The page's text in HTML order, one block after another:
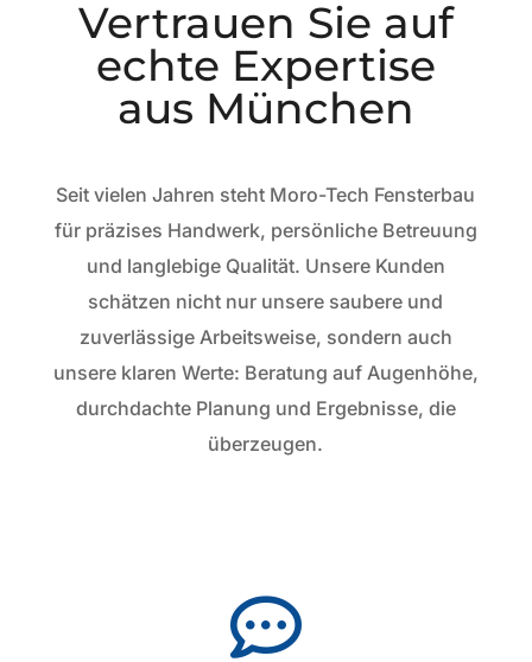
Vertrauen Sie auf
echte Expertise
aus München
Seit vielen Jahren steht Moro-Tech Fensterbau
für präzises Handwerk, persönliche Betreuung
und langlebige Qualität. Unsere Kunden
schätzen nicht nur unsere saubere und
zuverlässige Arbeitsweise, sondern auch
unsere klaren Werte: Beratung auf Augenhöhe,
durchdachte Planung und Ergebnisse, die
überzeugen.
